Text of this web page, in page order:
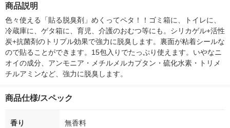
商品説明
色々使える「貼る脱臭剤」めくってペタ！！ゴミ箱に、トイレに、
冷蔵庫に、ゲタ箱に、育児、介護のおむつ等にも。シリカゲル+活性
炭+抗菌剤のトリプル効果で強力に脱臭します。裏面が粘着シールな
ので貼ることができます。15包入りでたっぷり使えます。いやなニ
オイの成分、アンモニア・メチルメルカプタン・硫化水素・トリメ
チルアミンなど、強力に脱臭します。
商品仕様/スペック
香り 無香料